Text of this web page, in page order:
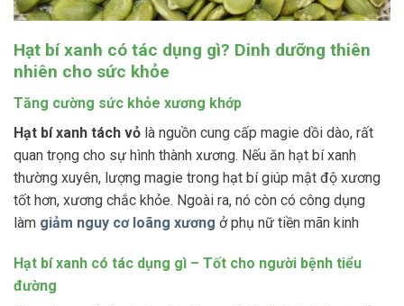
Hạt bí xanh có tác dụng gì? Dinh dưỡng thiên
nhiên cho sức khỏe
Tăng cường sức khỏe xương khớp
Hạt bí xanh tách vỏ là nguồn cung cấp magie dồi dào, rất
quan trọng cho sự hình thành xương. Nếu ăn hạt bí xanh
thường xuyên, lượng magie trong hạt bí giúp mật độ xương
tốt hơn, xương chắc khỏe. Ngoài ra, nó còn có công dụng
làm giảm nguy cơ loãng xương ở phụ nữ tiền mãn kinh
Hạt bí xanh có tác dụng gì – Tốt cho người bệnh tiểu
đường